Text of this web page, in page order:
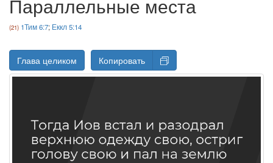
Параллельные места
1Тим 6:7; Еккл 5:14
Глава целиком Копировать